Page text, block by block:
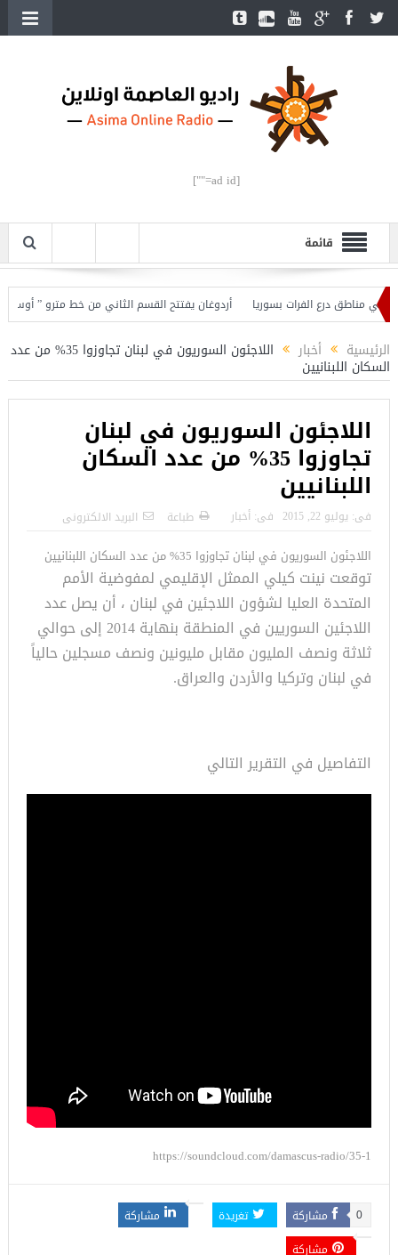
[ad id=""]
قائمة
أردوغان يفتتح القسم الثاني من خط مترو ” أوسكودار-
الرئيسية أخبار اللاجئون السوريون في لبنان تجاوزوا 35% من عدد
السكان اللبنانيين
اللاجئون السوريون في لبنان
تجاوزوا 35% من عدد السكان
اللبنانيين
فى: يوليو 22, 2015 فى: أخبار طباعة البريد الالكترونى
اللاجئون السوريون في لبنان تجاوزوا 35% من عدد السكان اللبنانيين
توقعت نينت كيلي الممثل الإقليمي لمفوضية الأمم
المتحدة العليا لشؤون اللاجئين في لبنان ، أن يصل عدد
اللاجئين السوريين في المنطقة بنهاية 2014 إلى حوالي
ثلاثة ونصف المليون مقابل مليونين ونصف مسجلين حالياً
في لبنان وتركيا والأردن والعراق.
التفاصيل في التقرير التالي
https://soundcloud.com/damascus-radio/35-1
مشاركة 0 تغريدة
مشاركة
مشاركة